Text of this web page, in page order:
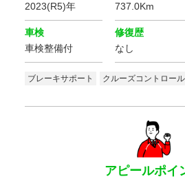
2023(R5)年
737.0Km
車検
車検整備付
修復歴
なし
ブレーキサポート クルーズコントロール
アピールポイ